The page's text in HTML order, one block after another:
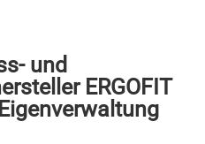
und
ERGOFIT